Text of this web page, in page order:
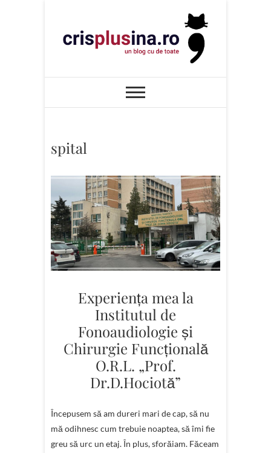
content
Cris+ina
spital
Experiența mea la
Institutul de
Fonoaudiologie și
Chirurgie Funcțională
O.R.L. „Prof.
Dr.D.Hociotă”
Începusem să am dureri mari de cap, să nu
mă odihnesc cum trebuie noaptea, să îmi fie
greu să urc un etaj. În plus, sforăiam. Făceam